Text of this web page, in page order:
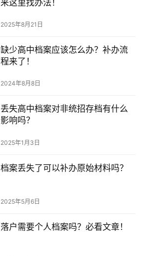
来这里找办法！
2025年8月21日
缺少高中档案应该怎么办？补办流
程来了！
2024年8月8日
丢失高中档案对非统招存档有什么
影响吗？
2025年1月3日
档案丢失了可以补办原始材料吗？
2025年5月6日
落户需要个人档案吗？必看文章！